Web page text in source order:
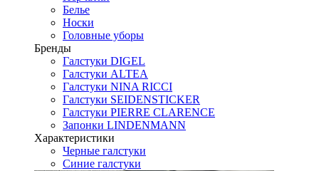
Белье
Носки
Головные уборы
Бренды
Галстуки DIGEL
Галстуки ALTEA
Галстуки NINA RICCI
Галстуки SEIDENSTICKER
Галстуки PIERRE CLARENCE
Запонки LINDENMANN
Характеристики
Черные галстуки
Синие галстуки